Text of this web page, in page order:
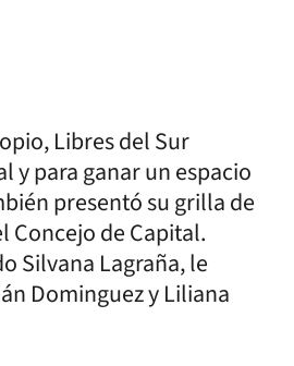
Libres del Sur
y para ganar un espacio
presentó su grilla de
Concejo de Capital.
Silvana Lagraña, le
Dominguez y Liliana